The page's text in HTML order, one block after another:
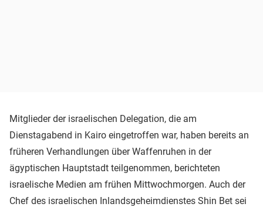
Mitglieder der israelischen Delegation, die am
Dienstagabend in Kairo eingetroffen war, haben bereits an
früheren Verhandlungen über Waffenruhen in der
ägyptischen Hauptstadt teilgenommen, berichteten
israelische Medien am frühen Mittwochmorgen. Auch der
Chef des israelischen Inlandsgeheimdienstes Shin Bet sei